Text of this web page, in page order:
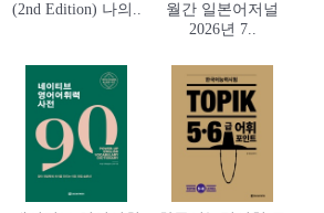
(2nd Edition) 나의..
월간 일본어저널
2026년 7..